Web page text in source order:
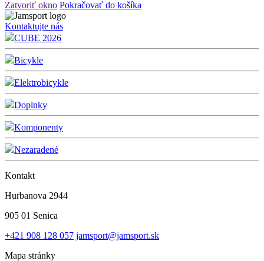
Zatvoriť okno Pokračovať do košíka
Kontaktujte nás
CUBE 2026
Bicykle
Elektrobicykle
Doplnky
Komponenty
Nezaradené
Kontakt
Hurbanova 2944
905 01 Senica
+421 908 128 057 jamsport@jamsport.sk
Mapa stránky